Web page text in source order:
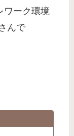
ワーク環境
んで